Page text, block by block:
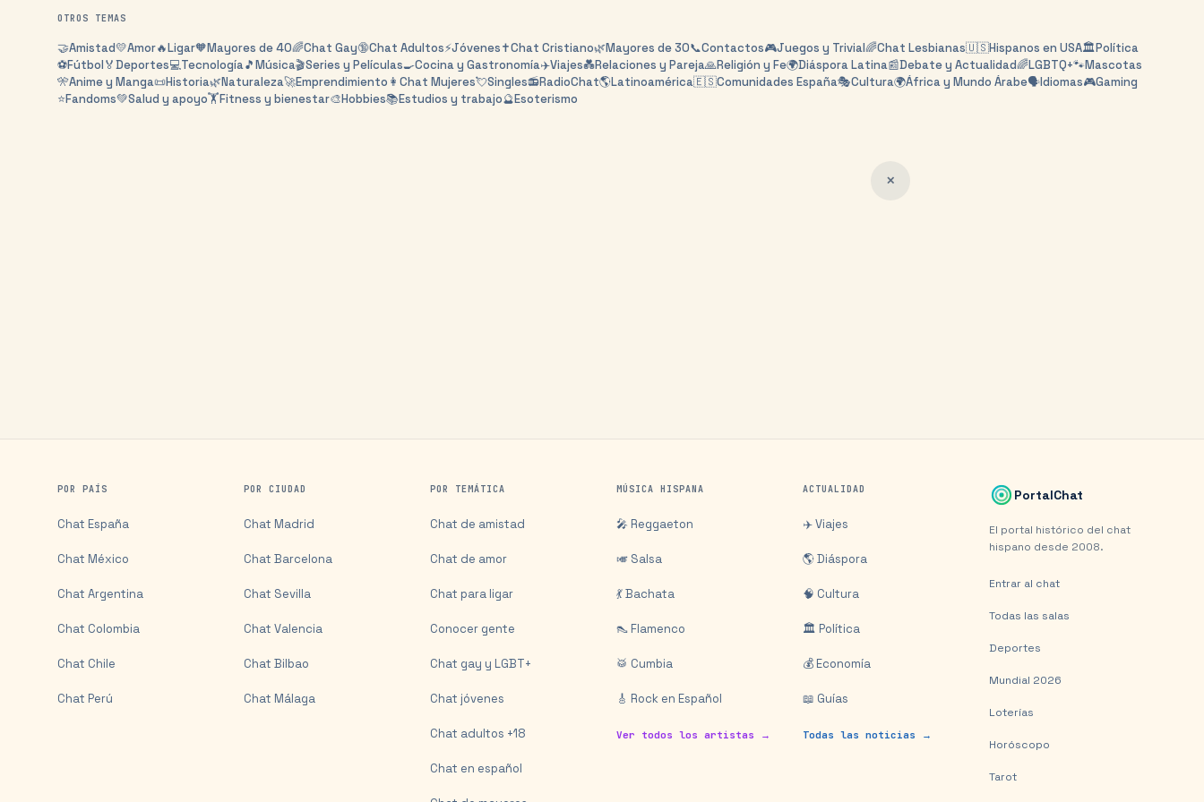
OTROS TEMAS
🤝Amistad💛Amor🔥Ligar🧡Mayores de 40🌈Chat Gay🔞Chat Adultos⚡Jóvenes✝️Chat Cristiano🌿Mayores de 30📞Contactos🎮Juegos y Trivial🌈Chat Lesbianas🇺🇸Hispanos en USA🏛️Política
⚽Fútbol🏅Deportes💻Tecnología🎵Música🎬Series y Películas🍳Cocina y Gastronomía✈️Viajes💑Relaciones y Pareja🙏Religión y Fe🌍Diáspora Latina📰Debate y Actualidad🌈LGBTQ+🐾Mascotas
🎌Anime y Manga📜Historia🌿Naturaleza🚀Emprendimiento 👩 Chat Mujeres💘Singles📻RadioChat🌎Latinoamérica🇪🇸Comunidades España🎭Cultura🌍África y Mundo Árabe🗣️Idiomas🎮Gaming
⭐Fandoms💚Salud y apoyo🏋️Fitness y bienestar🎨Hobbies📚Estudios y trabajo🔮Esoterismo
✕
POR PAÍS
Chat España
Chat México
Chat Argentina
Chat Colombia
Chat Chile
Chat Perú
POR CIUDAD
Chat Madrid
Chat Barcelona
Chat Sevilla
Chat Valencia
Chat Bilbao
Chat Málaga
POR TEMÁTICA
Chat de amistad
Chat de amor
Chat para ligar
Conocer gente
Chat gay y LGBT+
Chat jóvenes
Chat adultos +18
Chat en español
MÚSICA HISPANA
🎤 Reggaeton
🎺 Salsa
💃 Bachata
👠 Flamenco
🥁 Cumbia
🎸 Rock en Español
Ver todos los artistas →
ACTUALIDAD
✈️ Viajes
🌎 Diáspora
🧠 Cultura
🏛️ Política
💰 Economía
📖 Guías
Todas las noticias →
PortalChat
El portal histórico del chat
hispano desde 2008.
Entrar al chat
Todas las salas
Deportes
Mundial 2026
Loterías
Horóscopo
Tarot